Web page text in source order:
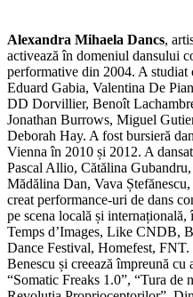
Alexandra Mihaela Dancs,
activează în domeniul dansului
performative din 2004. A
Eduard Gabia, Valentina De
DD Dorvillier, Benoît
Jonathan Burrows, Miguel
Deborah Hay. A fost bursieră
Vienna în 2010 și 2012. A
Pascal Allio, Cătălina
Mădălina Dan, Vava
creat performance-uri de dans
pe scena locală și
Temps d’Images, Like CNDB,
Dance Festival, Homefest,
Benescu și creează împreună
“Somatic Freaks 1.0”, “Tura de